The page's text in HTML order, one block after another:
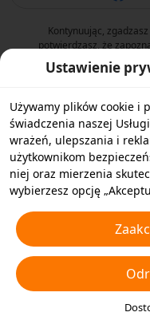
Kontynuując,
potwierdzasz, że
Ustawienie
Używamy plików cookie i
świadczenia naszej
wrażeń, ulepszania i
użytkownikom
niej oraz mierzenia
wybierzesz opcję
oraz podobnych
reklamowych. Możesz
aby odrzucić wszystkie
plików cookie, które
klikając opcję „Dostosuj
chwili w ustawieniach